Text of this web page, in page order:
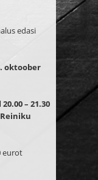
edasi
. oktoober
– 21.30
eurot